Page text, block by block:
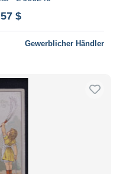
$
Gewerblicher Händler